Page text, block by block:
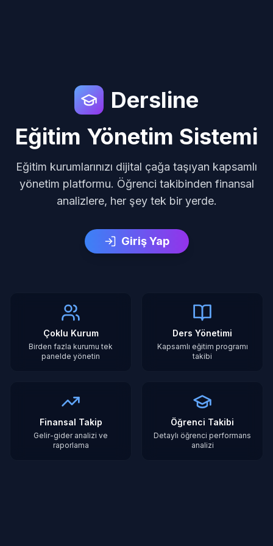
Dersline
Eğitim Yönetim Sistemi
Eğitim kurumlarınızı dijital çağa taşıyan kapsamlı
yönetim platformu. Öğrenci takibinden finansal
analizlere, her şey tek bir yerde.
Giriş Yap
Çoklu Kurum
Birden fazla kurumu tek
panelde yönetin
Ders Yönetimi
Kapsamlı eğitim programı
takibi
Finansal Takip
Gelir-gider analizi ve
raporlama
Öğrenci Takibi
Detaylı öğrenci performans
analizi